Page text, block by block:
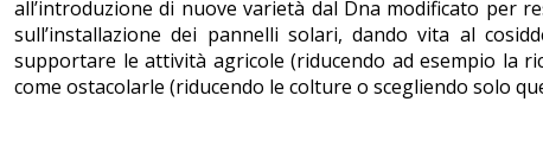
all’introduzione di nuove varietà dal Dna modificato per
sull’installazione dei pannelli solari, dando vita al
supportare le attività agricole (riducendo ad esempio la
come ostacolarle (riducendo le colture o scegliendo solo